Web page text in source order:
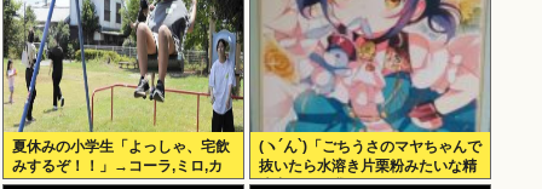
夏休みの小学生「よっしゃ、宅飲
みするぞ！！」→コーラ,ミロ,カ
ルピス！www
(ヽ´ん`)「ごちうさのマヤちゃんで
抜いたら水溶き片栗粉みたいな精
液出てきて我ながらビビった」